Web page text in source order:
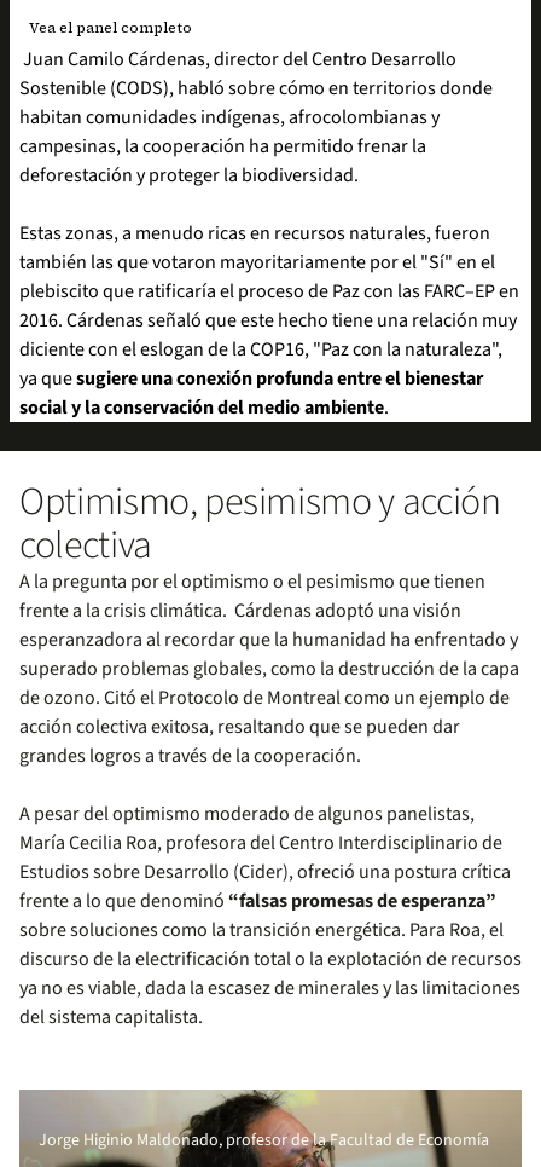
Vea el panel completo
Juan Camilo Cárdenas, director del Centro Desarrollo
Sostenible (CODS), habló sobre cómo en territorios donde
habitan comunidades indígenas, afrocolombianas y
campesinas, la cooperación ha permitido frenar la
deforestación y proteger la biodiversidad.
Estas zonas, a menudo ricas en recursos naturales, fueron
también las que votaron mayoritariamente por el "Sí" en el
plebiscito que ratificaría el proceso de Paz con las FARC–EP en
2016. Cárdenas señaló que este hecho tiene una relación muy
diciente con el eslogan de la COP16, "Paz con la naturaleza",
ya quesugiere una conexión profunda entre el bienestar
social y la conservación del medio ambiente.
Optimismo, pesimismo y acción
colectiva
A la pregunta por el optimismo o el pesimismo que tienen
frente a la crisis climática. Cárdenas adoptó una visión
esperanzadora al recordar que la humanidad ha enfrentado y
superado problemas globales, como la destrucción de la capa
de ozono. Citó el Protocolo de Montreal como un ejemplo de
acción colectiva exitosa, resaltando que se pueden dar
grandes logros a través de la cooperación.
A pesar del optimismo moderado de algunos panelistas,
María Cecilia Roa, profesora del Centro Interdisciplinario de
Estudios sobre Desarrollo (Cider), ofreció una postura crítica
frente a lo que denominó “falsas promesas de esperanza”
sobre soluciones como la transición energética. Para Roa, el
discurso de la electrificación total o la explotación de recursos
ya no es viable, dada la escasez de minerales y las limitaciones
del sistema capitalista.
Jorge Higinio Maldonado, profesor de la Facultad de Economía